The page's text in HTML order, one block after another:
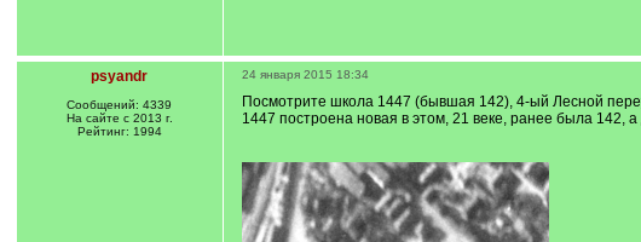
psyandr
Сообщений: 4339
На сайте с 2013 г.
Рейтинг: 1994
24 января 2015 18:34
Посмотрите школа 1447 (бывшая 142), 4-ый Лесной
1447 построена новая в этом, 21 веке, ранее была